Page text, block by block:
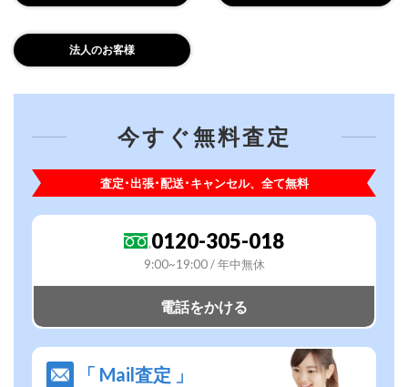
法人のお客様
今すぐ無料査定
査定･出張･配送･キャンセル、全て無料
0120-305-018
9:00~19:00 / 年中無休
電話をかける
「 Mail査定 」